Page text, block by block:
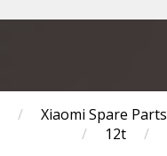
Xiaomi Spare Parts
/
12t
/
/